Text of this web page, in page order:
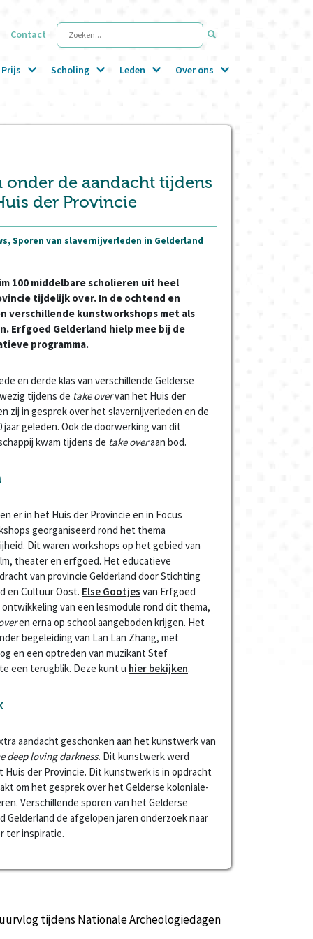
Contact Zoeken...
Scholing Leden Over ons
onder de aandacht tijdens
der Provincie
Sporen van slavernijverleden in Gelderland
100 middelbare scholieren uit heel
tijdelijk over. In de ochtend en
verschillende kunstworkshops met als
Erfgoed Gelderland hielp mee bij de
programma.
en derde klas van verschillende Gelderse
tijdens de take overvan het Huis der
zij in gesprek over het slavernijverleden en de
geleden. Ook de doorwerking van dit
kwam tijdens de take overaan bod.
er in het Huis der Provincie en in Focus
georganiseerd rond het thema
Dit waren workshops op het gebied van
theater en erfgoed. Het educatieve
van provincie Gelderland door Stichting
en Cultuur Oost. Else Gootjes van Erfgoed
van een lesmodule rond dit thema,
en erna op school aangeboden krijgen. Het
begeleiding van Lan Lan Zhang, met
en een optreden van muzikant Stef
een terugblik. Deze kunt u hier bekijken.
aandacht geschonken aan het kunstwerk van
deep loving darkness. Dit kunstwerk werd
Huis der Provincie. Dit kunstwerk is in opdracht
om het gesprek over het Gelderse koloniale-
Verschillende sporen van het Gelderse
Gelderland de afgelopen jaren onderzoek naar
ter inspiratie.
tijdens Nationale Archeologiedagen